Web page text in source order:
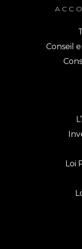
Conseil
Loi